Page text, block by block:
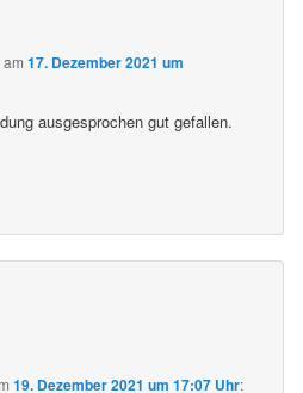
am17. Dezember 2021 um
ausgesprochen gut gefallen.
19. Dezember 2021 um 17:07 Uhr: